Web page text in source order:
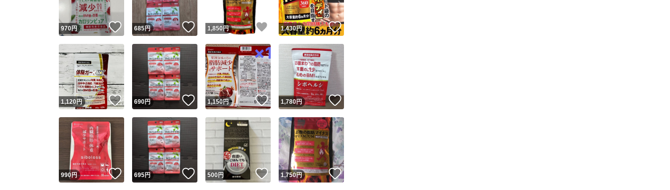
安心発送 このユーザーは設定した発送日数内に発送しています
970円 いいね！
685円 いいね！
1,850 円 いいね！
1,430円 いいね！
1,120円 いいね！
690円 いいね！
1,150円 いいね！
1,780円
990円 いいね！
695円 いいね！
500円 いいね！
1,750円 いいね！